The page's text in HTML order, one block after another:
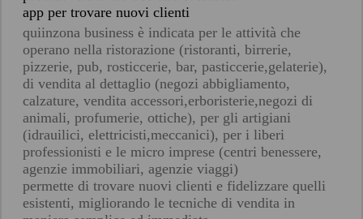
app per trovare nuovi clienti
quiinzona business è indicata per le attività che
operano nella ristorazione (ristoranti, birrerie,
pizzerie, pub, rosticcerie, bar, pasticcerie,gelaterie),
di vendita al dettaglio (negozi abbigliamento,
calzature, vendita accessori,erboristerie,negozi di
animali, profumerie, ottiche), per gli artigiani
(idrauilici, elettricisti,meccanici), per i liberi
professionisti e le micro imprese (centri benessere,
agenzie immobiliari, agenzie viaggi)
permette di trovare nuovi clienti e fidelizzare quelli
esistenti, migliorando le tecniche di vendita in